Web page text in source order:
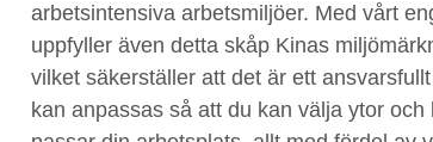
arbetsintensiva arbetsmiljöer. Med vårt
uppfyller även detta skåp Kinas
vilket säkerställer att det är ett
kan anpassas så att du kan välja ytor